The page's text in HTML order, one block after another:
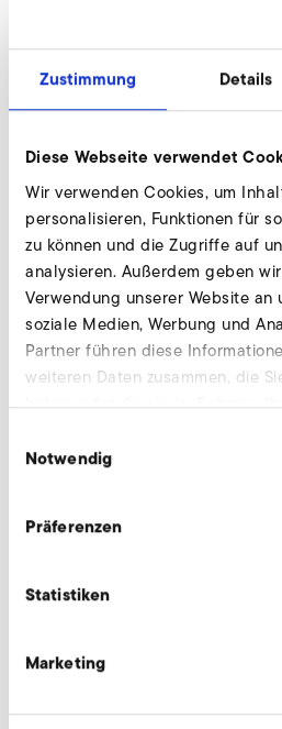
Zustimmung Details
Diese Webseite verwendet
Wir verwenden Cookies, um
personalisieren, Funktionen für
zu können und die Zugriffe auf
analysieren. Außerdem geben
Verwendung unserer Website an
soziale Medien, Werbung und
Partner führen diese
weiteren Daten zusammen, die
Notwendig
Präferenzen
Statistiken
Marketing
Kompensator, saugseitig
n
Y
Ød
ØC